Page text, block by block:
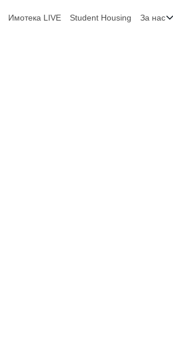
Имотека LIVE Student Housing За нас